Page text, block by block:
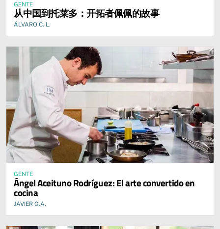
GENTE
从中国到托莱多：开拓者佩佩的故事
ÁLVARO C. L.
GENTE
Ángel Aceituno Rodríguez: El arte convertido en
cocina
JAVIER G.A.